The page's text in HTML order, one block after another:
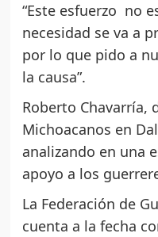
“Este esfuerzo no
necesidad se va a
por lo que pido a
la causa”.
Roberto Chavarría,
Michoacanos en
analizando en una
apoyo a los
La Federación de
cuenta a la fecha